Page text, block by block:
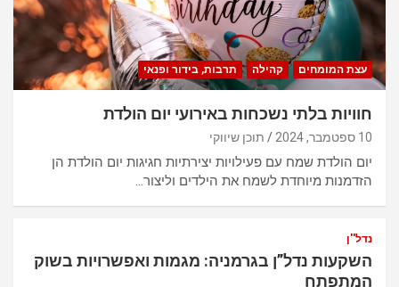
עצת המומחים קהילה תרבות, בידור ופנאי
חוויות בלתי נשכחות באירועי יום הולדת
10 ספטמבר, 2024 תוכן שיווקי
יום הולדת שמח עם פעילויות יצירתיות חגיגות יום הולדת הן
הזדמנות מיוחדת לשמח את הילדים וליצור…
נדל''ן
השקעות נדל”ן בגרמניה: מגמות ואפשרויות בשוק
המתפתח